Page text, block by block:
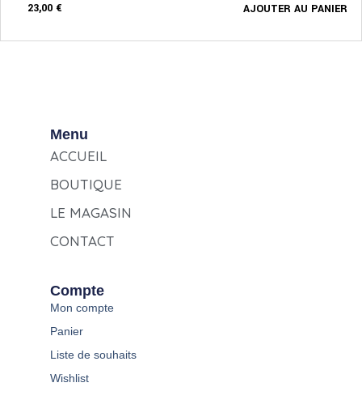
AJOUTER AU PANIER
23,00 €
Menu
ACCUEIL
BOUTIQUE
LE MAGASIN
CONTACT
Compte
Mon compte
Panier
Liste de souhaits
Wishlist